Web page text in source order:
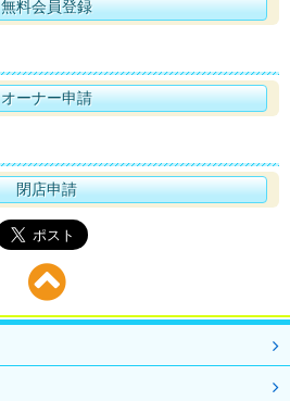
無料会員登録
オーナー申請
閉店申請